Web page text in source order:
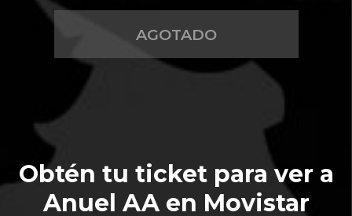
AGOTADO
Obtén tu ticket para ver a
Anuel AA en Movistar